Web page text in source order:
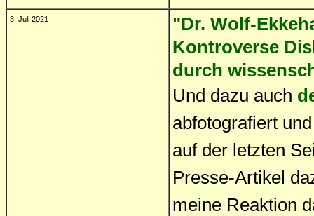
3. Juli 2021
"Dr. Wolf-
Kontroverse
durch
Und dazu auch
abfotografiert
auf der letzten
Presse-Artikel
meine Reaktion